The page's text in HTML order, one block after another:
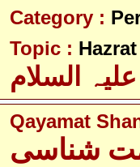
Category :
Topic :
علیہ السلام
Qayamat
شناسی